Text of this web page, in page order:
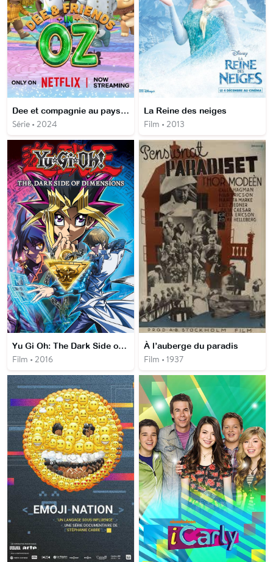
Dee et compagnie au pays d'Oz
Série • 2024
La Reine des neiges
Film • 2013
Yu Gi Oh: The Dark Side of Dimensions
Film • 2016
À l’auberge du paradis
Film • 1937